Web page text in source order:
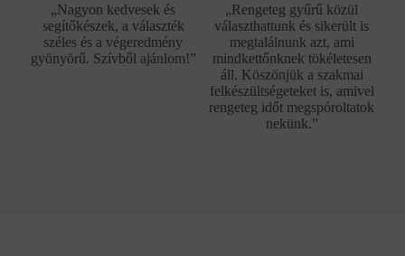
„Nagyon kedvesek és
segítőkészek, a választék
széles és a végeredmény
gyönyörű. Szívből ajánlom!”
„Rengeteg gyűrű közül
választhattunk és sikerült is
megtalálnunk azt, ami
mindkettőnknek tökéletesen
áll. Köszönjük a szakmai
felkészültségeteket is, amivel
rengeteg időt megspóroltatok
nekünk.”